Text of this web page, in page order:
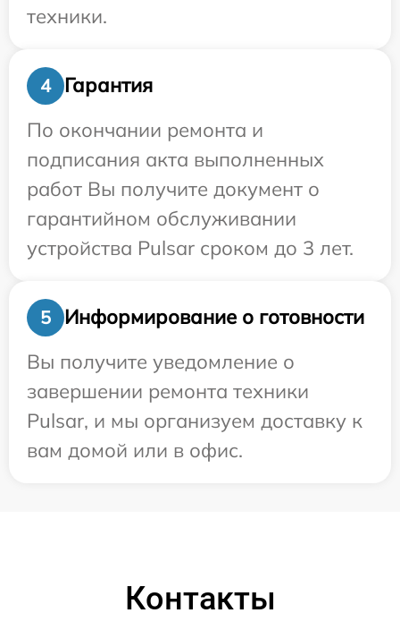
техники.
4
Гарантия
По окончании ремонта и
подписания акта выполненных
работ Вы получите документ о
гарантийном обслуживании
устройства Pulsar сроком до 3 лет.
5
Информирование о готовности
Вы получите уведомление о
завершении ремонта техники
Pulsar, и мы организуем доставку к
вам домой или в офис.
Контакты